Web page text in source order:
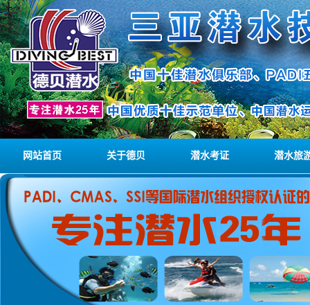
网站首页 关于德贝 潜水考证 潜水旅